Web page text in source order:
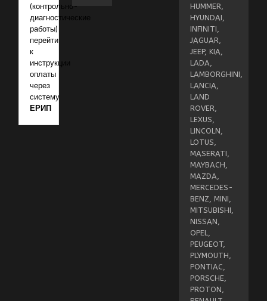
(контрольно-
диагностические
работы)
перейти
к
инструкции
оплаты
через
систему
ЕРИП
HUMMER,
HYUNDAI,
INFINITI,
JAGUAR,
JEEP, KIA,
LADA,
LAMBORGHINI,
LANCIA,
LAND
ROVER,
LEXUS,
LINCOLN,
LOTUS,
MASERATI,
MAYBACH,
MAZDA,
MERCEDES-
BENZ, MINI,
MITSUBISHI,
NISSAN,
OPEL,
PEUGEOT,
PLYMOUTH,
PONTIAC,
PORSCHE,
PROTON,